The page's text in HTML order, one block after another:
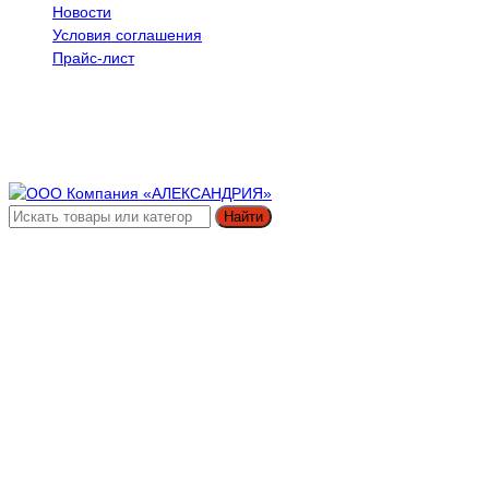
Новости
Условия соглашения
Прайс-лист
Найти